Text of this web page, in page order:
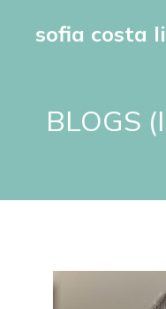
sofia costa
BLOGS